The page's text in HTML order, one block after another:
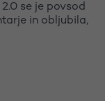
se je povsod
in obljubila,